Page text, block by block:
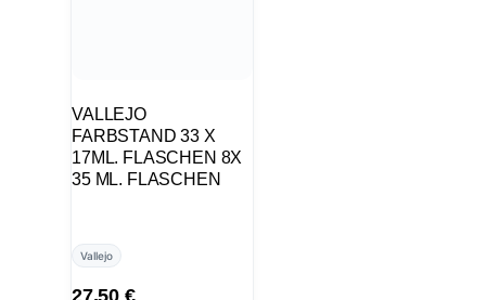
VALLEJO
FARBSTAND 33 X
17ML. FLASCHEN 8X
35 ML. FLASCHEN
Vallejo
27,50 €